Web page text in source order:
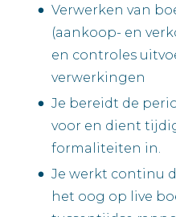
Verwerken van
(aankoop- en
en controles
verwerkingen
Je bereidt de
voor en dient
formaliteiten in.
Je werkt continu
het oog op live